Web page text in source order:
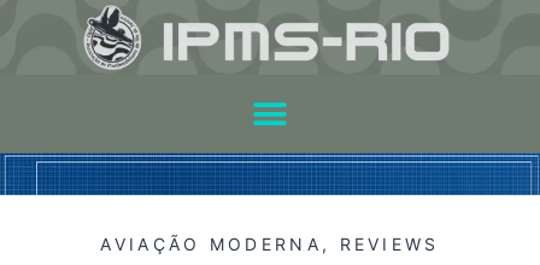
AVIAÇÃO MODERNA , REVIEWS